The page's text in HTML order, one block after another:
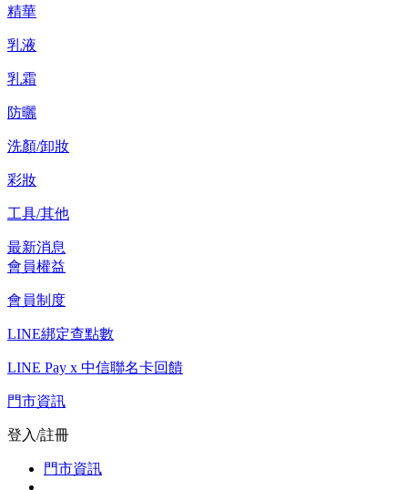
精華
乳液
乳霜
防曬
洗顏/卸妝
彩妝
工具/其他
最新消息
會員權益
會員制度
LINE綁定查點數
LINE Pay x 中信聯名卡回饋
門市資訊
登入/註冊
門市資訊